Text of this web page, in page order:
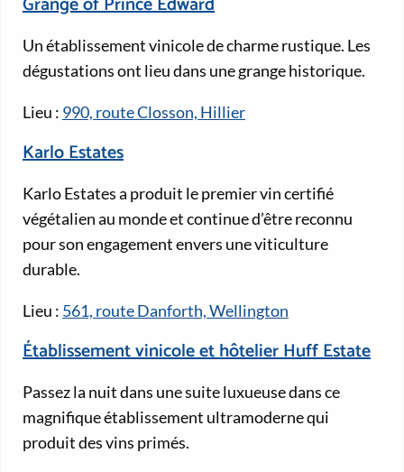
Un établissement vinicole de charme rustique. Les
dégustations ont lieu dans une grange historique.
Lieu : 990, route Closson, Hillier
Karlo Estates
Karlo Estates a produit le premier vin certifié
végétalien au monde et continue d’être reconnu
pour son engagement envers une viticulture
durable.
Lieu : 561, route Danforth, Wellington
Établissement vinicole et hôtelier Huff Estate
Passez la nuit dans une suite luxueuse dans ce
magnifique établissement ultramoderne qui
produit des vins primés.